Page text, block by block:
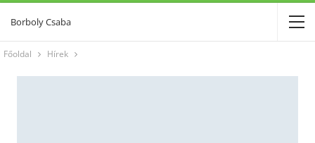
Borboly Csaba
Főoldal Hírek